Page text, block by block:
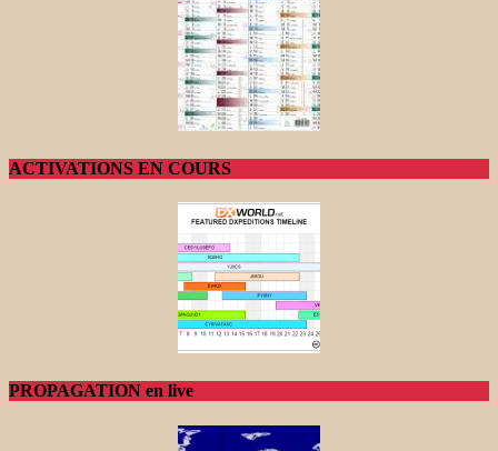
ACTIVATIONS EN COURS
PROPAGATION en live